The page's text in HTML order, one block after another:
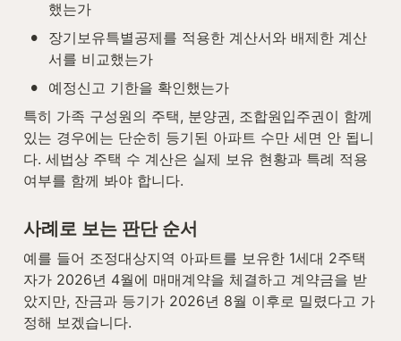
했는가
•
장기보유특별공제를 적용한 계산서와 배제한 계산
서를 비교했는가
•
예정신고 기한을 확인했는가
특히 가족 구성원의 주택, 분양권, 조합원입주권이 함께
있는 경우에는 단순히 등기된 아파트 수만 세면 안 됩니
다. 세법상 주택 수 계산은 실제 보유 현황과 특례 적용
여부를 함께 봐야 합니다.
사례로 보는 판단 순서
예를 들어 조정대상지역 아파트를 보유한 1세대 2주택
자가 2026년 4월에 매매계약을 체결하고 계약금을 받
았지만, 잔금과 등기가 2026년 8월 이후로 밀렸다고 가
정해 보겠습니다.